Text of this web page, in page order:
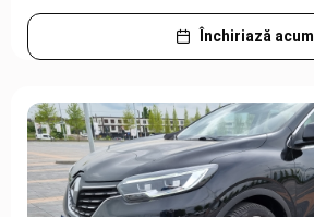
Închiriază acum